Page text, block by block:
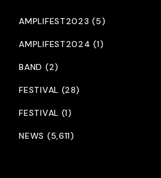
AMPLIFEST2023 (5)
AMPLIFEST2024 (1)
BAND (2)
FESTIVAL (28)
FESTIVAL (1)
NEWS (5,611)